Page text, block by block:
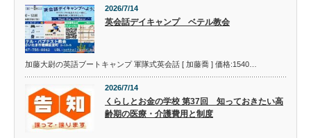
2026/7/14
英会話デイキャンプ ベテル教会
加藤大尉の英語ブートキャンプ 軍隊式英会話 [ 加藤喬 ] 価格:1540…
2026/7/14
くらしとお金の学校 第37回 知っておきたい高
齢期の医療・介護費用と制度